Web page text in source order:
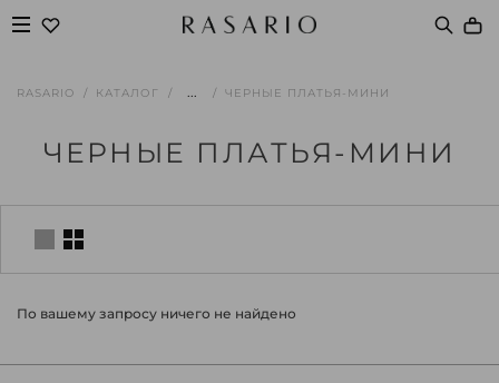
RASARIO КАТАЛОГ ... ЧЕРНЫЕ ПЛАТЬЯ-МИНИ
ЧЕРНЫЕ ПЛАТЬЯ-МИНИ
По вашему запросу ничего не найдено